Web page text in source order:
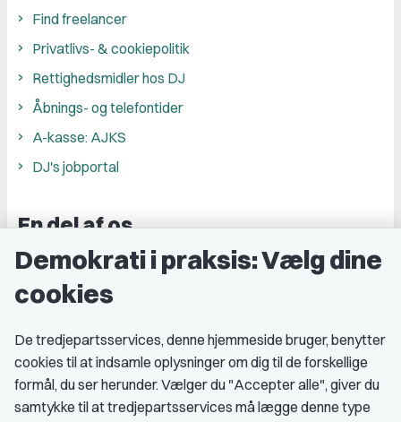
Find freelancer
Privatlivs- & cookiepolitik
Rettighedsmidler hos DJ
Åbnings- og telefontider
A-kasse: AJKS
DJ's jobportal
En del af os
Grupper og kredse
Studenterorganisationer
Medlemskab
Demokrati i praksis: Vælg dine
cookies
De tredjepartsservices, denne hjemmeside bruger, benytter
cookies til at indsamle oplysninger om dig til de forskellige
formål, du ser herunder. Vælger du "Accepter alle", giver du
samtykke til at tredjepartsservices må lægge denne type